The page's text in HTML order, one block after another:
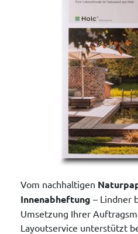
Vom nachhaltigen
Innenabheftung – Lindner
Umsetzung Ihrer
Layoutservice unterstützt